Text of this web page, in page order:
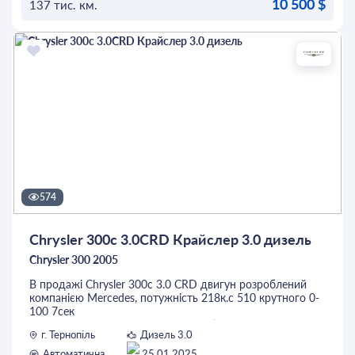
137 тис. км. 10 500 $
ОСТАВИТЬ ЗАЯВКУ
574
Chrysler 300c 3.0CRD Крайслер 3.0 дизель
Chrysler 300 2005
В продажі Chrysler 300c 3.0 CRD двигун розроблений
компанією Mercedes, потужність 218к.с 510 крутного 0-
100 7сек
Витрата палива 6.7л на 100, що робить його
економнішим варіантом у порівннні з бензиновими
моделями
г. Тернопіль
Дизель 3.0